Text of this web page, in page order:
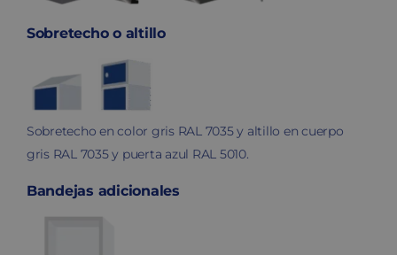
Sobretecho o altillo
Sobretecho en color gris RAL 7035 y altillo en cuerpo
gris RAL 7035 y puerta azul RAL 5010.
Bandejas adicionales